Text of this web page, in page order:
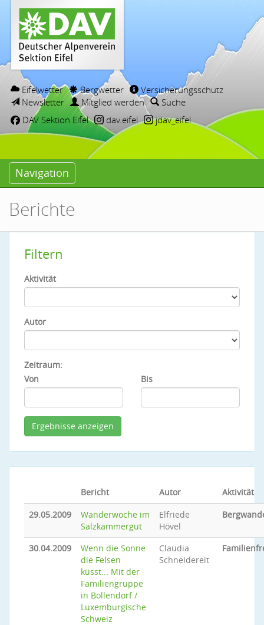
Eifelwetter Bergwetter
Versicherungsschutz
Newsletter
Mitglied werden
Suche
DAV Sektion Eifel
dav.eifel jdav_eifel
Navigation
Berichte
Filtern
Aktivität
Autor
Zeitraum:
Von
Bis
Bericht Autor
Aktivität
29.05.2009
Wanderwoche im
Salzkammergut
Elfriede
Hövel
30.04.2009
Wenn die Sonne
die Felsen
küsst... Mit der
Familiengruppe
in Bollendorf /
Luxemburgische
Schweiz
Claudia
Schneidereit